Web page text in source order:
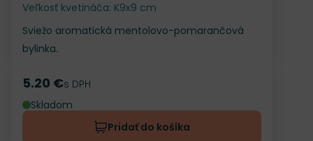
Veľkosť kvetináča: K9x9 cm
Sviežo aromatická mentolovo-pomarančová
bylinka.
Cena
5.20 €s DPH
Skladom
Pridať do košíka